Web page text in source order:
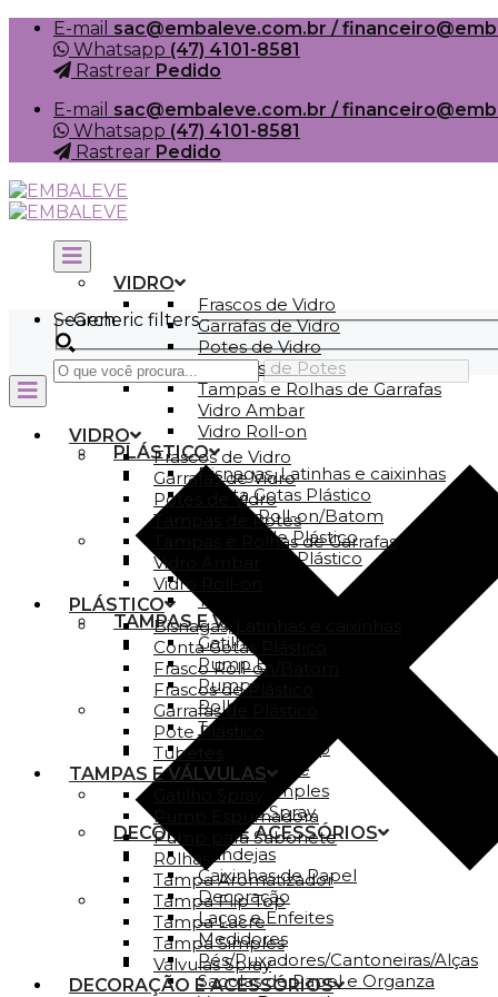
Skip
content
E-mail sac@embaleve.com.br /
Whatsapp (47) 4101-8581
Rastrear Pedido
E-mail sac@embaleve.com.br /
Whatsapp (47) 4101-8581
Rastrear Pedido
VIDRO
Frascos de Vidro
Garrafas de Vidro
Potes de Vidro
Tampas de Potes
Tampas e Rolhas de Garrafas
Vidro Ambar
Vidro Roll-on
PLÁSTICO
Bisnagas, Latinhas e caixinhas
Conta Gotas Plástico
Frasco Roll-on/Batom
Frascos de Plástico
Garrafas de Plástico
Tubetes
TAMPAS E VÁLVULAS
Gatilho Spray
Pump Espumadora
Pump para Sabonete
Rolhas
Tampa Aromatizador
Tampa Flip Top
Tampa Lacre
Tampa Simples
Válvulas Spray
DECORAÇÃO E ACESSÓRIOS
Bandejas
Caixinhas de Papel
Decoração
Laços e Enfeites
Medidores
Pés/Puxadores/Cantoneiras/Alças
Sacolas de Papel e Organza
Search
Generic filters
VIDRO
Frascos de Vidro
Garrafas de Vidro
Potes de Vidro
Tampas de Potes
Tampas e Rolhas de Garrafas
Vidro Ambar
Vidro Roll-on
PLÁSTICO
Bisnagas, Latinhas e caixinhas
Conta Gotas Plástico
Frasco Roll-on/Batom
Frascos de Plástico
Garrafas de Plástico
Pote Plástico
Tubetes
TAMPAS E VÁLVULAS
Pump Espumadora
Pump para Sabonete
Rolhas
Tampa Aromatizador
Tampa Flip Top
Tampa Lacre
Tampa Simples
Válvulas Spray
DECORAÇÃO E ACESSÓRIOS